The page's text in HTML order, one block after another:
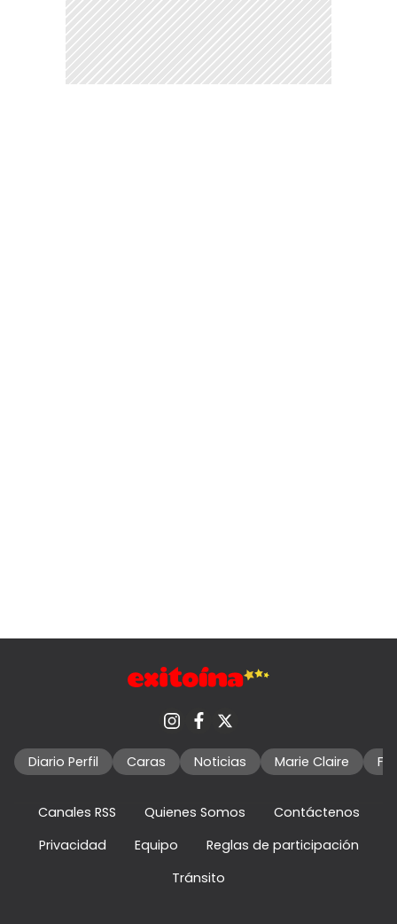
Diario Perfil Caras Noticias Marie Claire
Canales RSS Quienes Somos
Contáctenos
Privacidad
Equipo
Reglas de participación
Tránsito